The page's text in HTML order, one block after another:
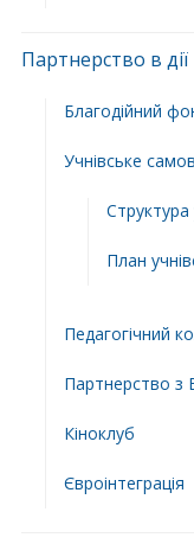
Партнерство в дії
Благодійний
Учнівське
План
Педагогічний
Партнерство з
Кіноклуб
Євроінтеграція